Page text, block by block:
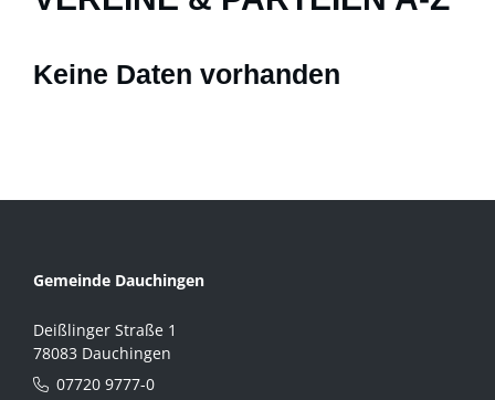
Keine Daten vorhanden
Gemeinde Dauchingen
Deißlinger Straße 1
78083 Dauchingen
07720 9777-0